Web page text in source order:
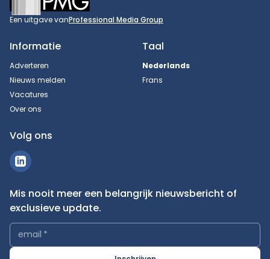
Een uitgave vanProfessional Media Group
Informatie
Adverteren
Nieuws melden
Vacatures
Over ons
Taal
Nederlands
Frans
Volg ons
Mis nooit meer een belangrijk nieuwsbericht of
exclusieve update.
email *